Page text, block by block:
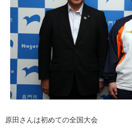
原田さんは初めての全国大会